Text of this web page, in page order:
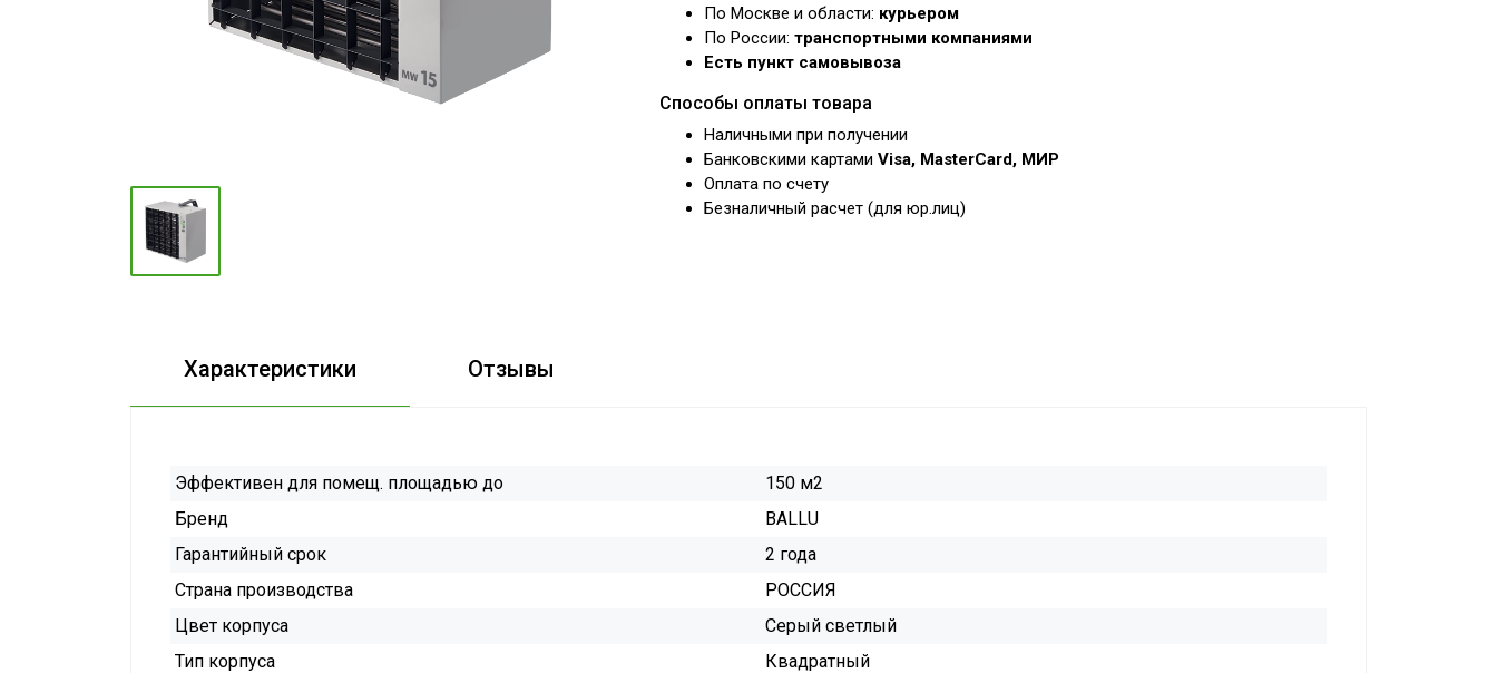
По Москве и области: курьером
По России: транспортными компаниями
Есть пункт самовывоза
Способы оплаты товара
Наличными при получении
Банковскими картами Visa, MasterCard, МИР
Оплата по счету
Безналичный расчет (для юр.лиц)
Характеристики Отзывы
Эффективен для помещ. площадью до
150 м2
Бренд
BALLU
Гарантийный срок
2 года
Страна производства
РОССИЯ
Цвет корпуса
Серый светлый
Тип корпуса
Квадратный